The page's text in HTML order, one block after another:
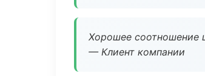
Хорошее соотношение
— Клиент компании